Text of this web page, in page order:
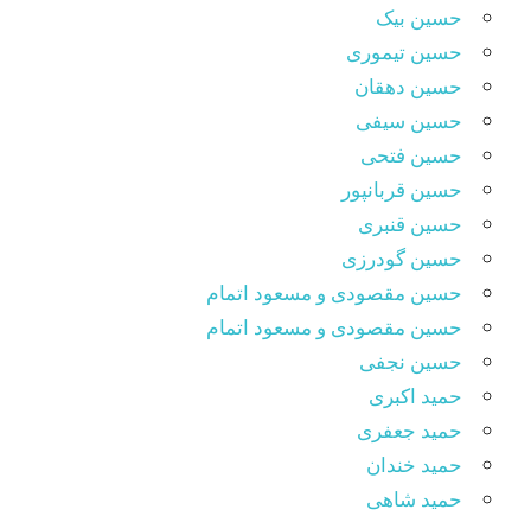
حسین بیک
حسین تیموری
حسین دهقان
حسین سیفی
حسین فتحی
حسین قربانپور
حسین قنبری
حسین گودرزی
حسین مقصودى و مسعود اتمام
حسین مقصودی و مسعود اتمام
حسین نجفی
حمید اکبری
حمید جعفری
حمید خندان
حمید شاهی